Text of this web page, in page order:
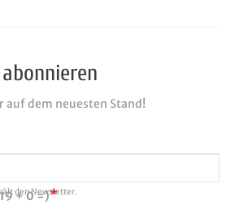
den Newsletter.
auf dem neuesten Stand!
+ 0 =)